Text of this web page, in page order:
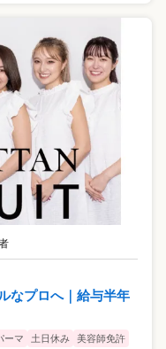
なプロへ｜給与半年
ーマ 土日休み
美容師免許